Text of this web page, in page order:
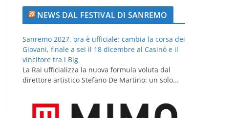
NEWS DAL FESTIVAL DI SANREMO
Sanremo 2027, ora è ufficiale: cambia la corsa dei
Giovani, finale a sei il 18 dicembre al Casinò e il
vincitore tra i Big
La Rai ufficializza la nuova formula voluta dal
direttore artistico Stefano De Martino: un solo...